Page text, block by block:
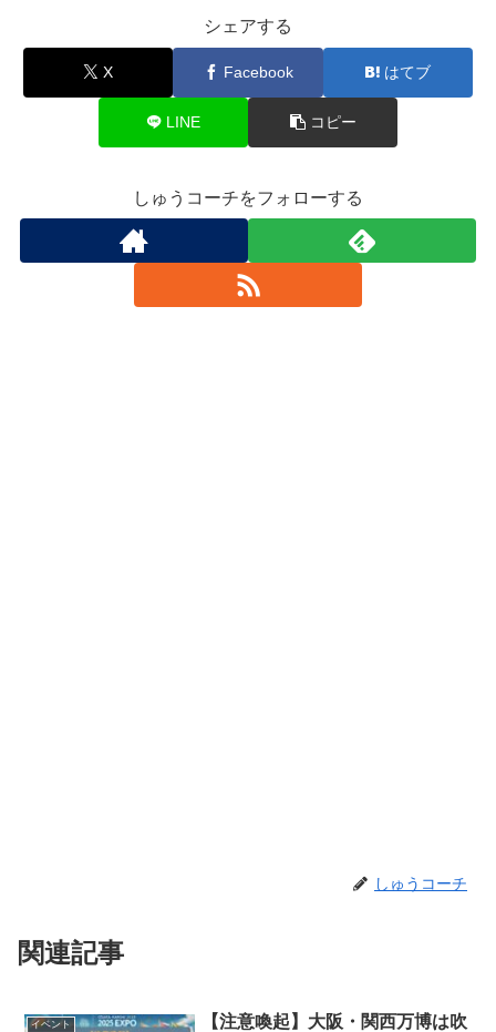
シェアする
X Facebook はてブ
LINE コピー
しゅうコーチをフォローする
しゅうコーチ
関連記事
イベント
【注意喚起】大阪・関西万博は吹